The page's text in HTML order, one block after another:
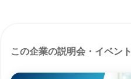
この企業の説明会・イベント